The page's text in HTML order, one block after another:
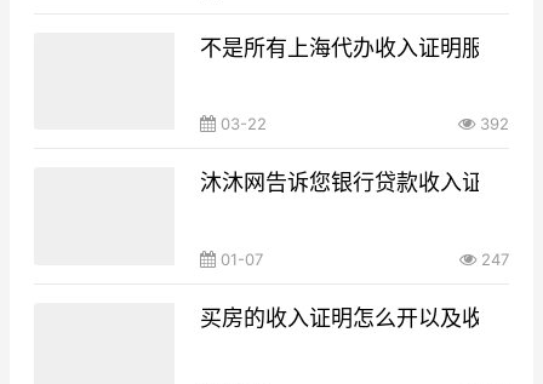
不是所有上海代办收入证明服务商
03-22 392
沐沐网告诉您银行贷款收入证明怎
01-07 247
买房的收入证明怎么开以及收入证